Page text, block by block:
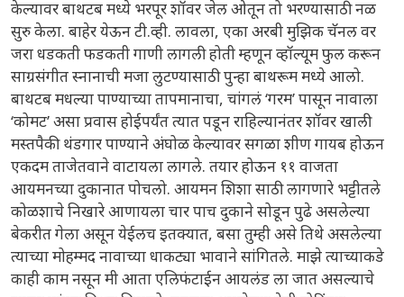
केल्यावर बाथटब मध्ये भरपूर शॉवर जेल ओतून तो भरण्यासाठी नळ
सुरु केला. बाहेर येऊन टी.व्ही. लावला, एका अरबी मुझिक चॅनल वर
जरा धडकती फडकती गाणी लागली होती म्हणून व्हॉल्यूम फुल करून
साग्रसंगीत स्नानाची मजा लुटण्यासाठी पुन्हा बाथरूम मध्ये आलो.
बाथटब मधल्या पाण्याच्या तापमानाचा, चांगलं ‘गरम’ पासून नावाला
‘कोमट’ असा प्रवास होईपर्यंत त्यात पडून राहिल्यानंतर शॉवर खाली
मस्तपैकी थंडगार पाण्याने अंघोळ केल्यावर सगळा शीण गायब होऊन
एकदम ताजेतवाने वाटायला लागले. तयार होऊन ११ वाजता
आयमनच्या दुकानात पोचलो. आयमन शिशा साठी लागणारे भट्टीतले
कोळशाचे निखारे आणायला चार पाच दुकाने सोडून पुढे असलेल्या
बेकरीत गेला असून येईलच इतक्यात, बसा तुम्ही असे तिथे असलेल्या
त्याच्या मोहम्मद नावाच्या धाकट्या भावाने सांगितले. माझे त्याच्याकडे
काही काम नसून मी आता एलिफंटाईन आयलंड ला जात असल्याचे